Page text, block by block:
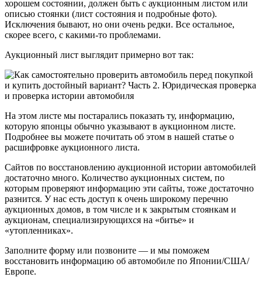
хорошем состоянии, должен быть с аукционным листом или
описью стоянки (лист состояния и подробные фото).
Исключения бывают, но они очень редки. Все остальное,
скорее всего, с какими-то проблемами.
Аукционный лист выглядит примерно вот так:
На этом листе мы постарались показать ту, информацию,
которую японцы обычно указывают в аукционном листе.
Подробнее вы можете почитать об этом в нашей статье о
расшифровке аукционного листа.
Сайтов по восстановлению аукционной истории автомобилей
достаточно много. Количество аукционных систем, по
которым проверяют информацию эти сайты, тоже достаточно
разнится. У нас есть доступ к очень широкому перечню
аукционных домов, в том числе и к закрытым стоянкам и
аукционам, специализирующихся на «битье» и
«утопленниках».
Заполните форму или позвоните — и мы поможем
восстановить информацию об автомобиле по Японии/США/
Европе.